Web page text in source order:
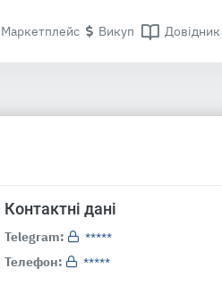
Маркетплейс Викуп Довідник
Контактні дані
Telegram:
*****
Телефон:
*****